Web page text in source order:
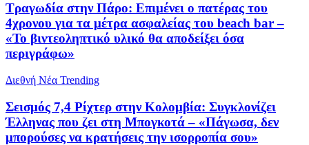
Τραγωδία στην Πάρο: Επιμένει ο πατέρας του
4χρονου για τα μέτρα ασφαλείας του beach bar –
«Το βιντεοληπτικό υλικό θα αποδείξει όσα
περιγράφω»
Διεθνή Νέα Trending
Σεισμός 7,4 Ρίχτερ στην Κολομβία: Συγκλονίζει
Έλληνας που ζει στη Μπογκοτά – «Πάγωσα, δεν
μπορούσες να κρατήσεις την ισορροπία σου»